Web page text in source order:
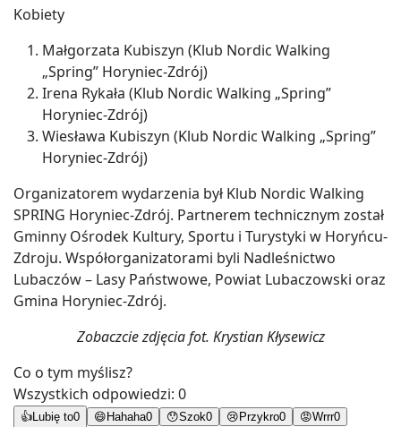
Kobiety
Małgorzata Kubiszyn (Klub Nordic Walking
„Spring” Horyniec-Zdrój)
Irena Rykała (Klub Nordic Walking „Spring”
Horyniec-Zdrój)
Wiesława Kubiszyn (Klub Nordic Walking „Spring”
Horyniec-Zdrój)
Organizatorem wydarzenia był Klub Nordic Walking
SPRING Horyniec-Zdrój. Partnerem technicznym został
Gminny Ośrodek Kultury, Sportu i Turystyki w Horyńcu-
Zdroju. Współorganizatorami byli Nadleśnictwo
Lubaczów – Lasy Państwowe, Powiat Lubaczowski oraz
Gmina Horyniec-Zdrój.
Zobaczcie zdjęcia fot. Krystian Kłysewicz
Co o tym myślisz?
Wszystkich odpowiedzi: 0
👍 Lubię to0 😄 Hahaha0 😯Szok0 😢 Przykro0 😡Wrrr0